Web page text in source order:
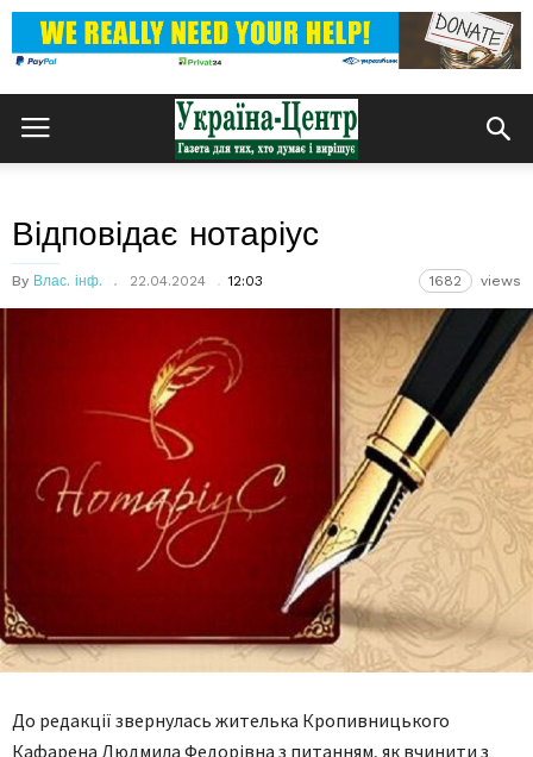
Відповідає нотаріус
By Влас. інф. 22.04.2024 12:03 1682 views
До редакції звернулась жителька Кропивницького
Кафарена Людмила Федорівна з питанням, як вчинити з